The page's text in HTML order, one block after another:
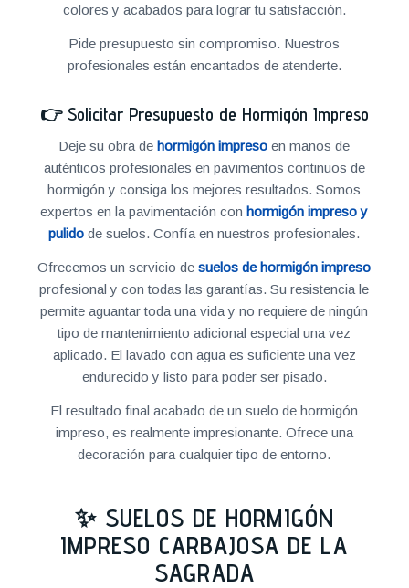
colores y acabados para lograr tu satisfacción.
Pide presupuesto sin compromiso. Nuestros
profesionales están encantados de atenderte.
👉 Solicitar Presupuesto de Hormigón Impreso
Deje su obra dehormigón impreso en manos de
auténticos profesionales en pavimentos continuos de
hormigón y consiga los mejores resultados. Somos
expertos en la pavimentación conhormigón impreso y
pulido de suelos. Confía en nuestros profesionales.
Ofrecemos un servicio desuelos de hormigón impreso
profesional y con todas las garantías. Su resistencia le
permite aguantar toda una vida y no requiere de ningún
tipo de mantenimiento adicional especial una vez
aplicado. El lavado con agua es suficiente una vez
endurecido y listo para poder ser pisado.
El resultado final acabado de un suelo de hormigón
impreso, es realmente impresionante. Ofrece una
decoración para cualquier tipo de entorno.
✨ SUELOS DE HORMIGÓN
IMPRESO CARBAJOSA DE LA
SAGRADA